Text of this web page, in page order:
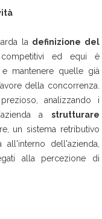
la definizione del
competitivi ed equi è
mantenere quelle già
della concorrenza.
analizzando i
a strutturare
un sistema retributivo
dell'azienda,
alla percezione di